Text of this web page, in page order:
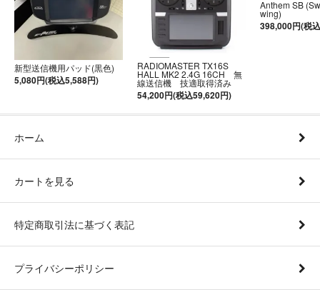
新型送信機用パッド(黒色)
5,080円(税込5,588円)
RADIOMASTER TX16S
HALL MK2 2.4G 16CH 無
線送信機 技適取得済み
54,200円(税込59,620円)
Anthem SB
wing)
398,000円(税
ホーム
カートを見る
特定商取引法に基づく表記
プライバシーポリシー